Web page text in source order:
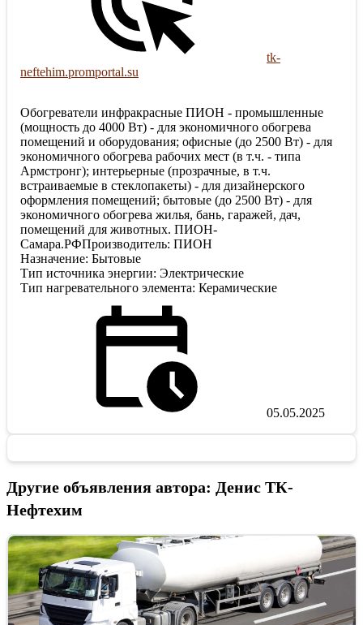
tk-
neftehim.promportal.su
Обогреватели инфракрасные ПИОН - промышленные
(мощность до 4000 Вт) - для экономичного обогрева
помещений и оборудования; офисные (до 2500 Вт) - для
экономичного обогрева рабочих мест (в т.ч. - типа
Армстронг); интерьерные (прозрачные, в т.ч.
встраиваемые в стеклопакеты) - для дизайнерского
оформления помещений; бытовые (до 2500 Вт) - для
экономичного обогрева жилья, бань, гаражей, дач,
помещений для животных. ПИОН-
Самара.РФПроизводитель: ПИОН
Назначение: Бытовые
Тип источника энергии: Электрические
Тип нагревательного элемента: Керамические
05.05.2025
Другие объявления автора: Денис ТК-
Нефтехим